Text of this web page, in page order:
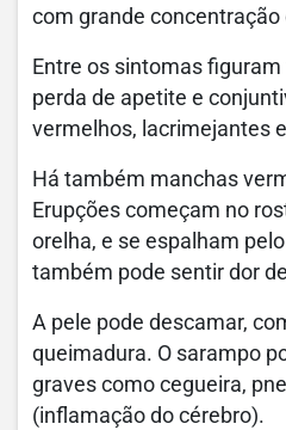
com grande concentração
Entre os sintomas
perda de apetite e
vermelhos, lacrimejantes
Há também manchas
Erupções começam no
orelha, e se espalham
também pode sentir dor
A pele pode descamar,
queimadura. O sarampo
graves como cegueira,
(inflamação do cérebro).